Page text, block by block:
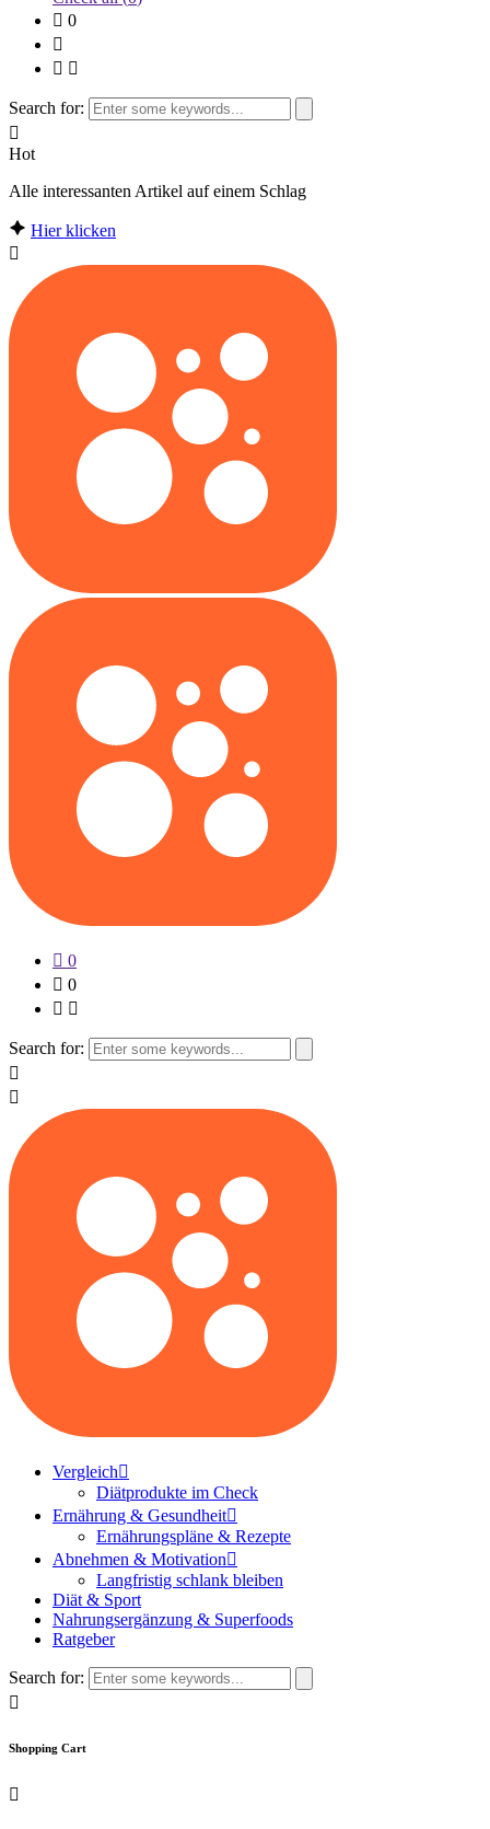
0
Search for:
Hot
Alle interessanten Artikel auf einem Schlag
Hier klicken
0
0
Search for:
Vergleich
Diätprodukte im Check
Ernährung & Gesundheit
Ernährungspläne & Rezepte
Abnehmen & Motivation
Langfristig schlank bleiben
Diät & Sport
Nahrungsergänzung & Superfoods
Ratgeber
Search for:
Shopping Cart